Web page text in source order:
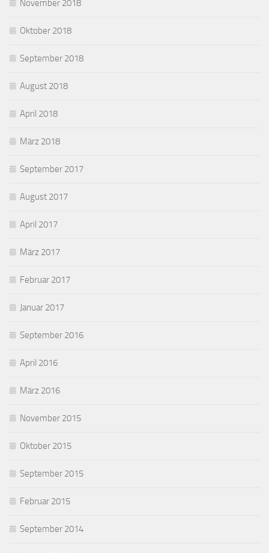
November 2018
Oktober 2018
September 2018
August 2018
April 2018
März 2018
September 2017
August 2017
April 2017
März 2017
Februar 2017
Januar 2017
September 2016
April 2016
März 2016
November 2015
Oktober 2015
September 2015
Februar 2015
September 2014